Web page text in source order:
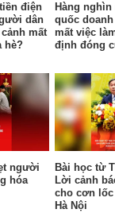
điện
dân
mất
hè?
Hàng nghìn
quốc
mất việc
định đóng
người
hóa
Bài học từ
Lời cảnh
cho cơn
Hà Nội